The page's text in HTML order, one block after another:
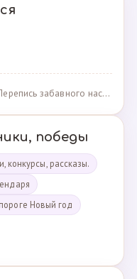
забавного населения!!! · 09.09.2023
победы
конкурсы, рассказы.
Новый год